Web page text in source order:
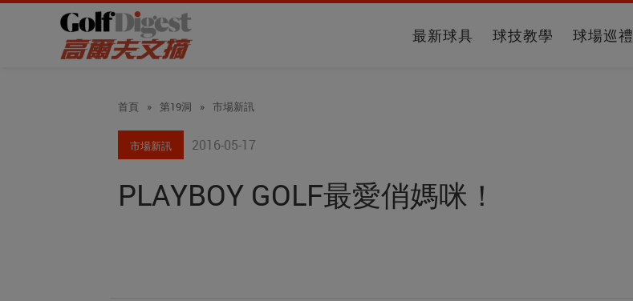
最新球具 球技教學 球場巡禮
首頁 » 第19洞 » 市場新訊
市場新訊 2016-05-17
PLAYBOY GOLF最愛俏媽咪！